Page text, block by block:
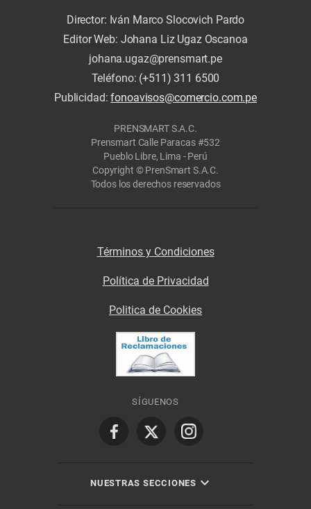
Director: Iván Marco Slocovich Pardo
Editor Web: Johana Liz Ugaz Oscanoa
johana.ugaz@prensmart.pe
Teléfono: (+511) 311 6500
Publicidad:fonoavisos@comercio.com.pe
PRENSMART S.A.C.
Prensmart Calle Paracas #532
Pueblo Libre, Lima - Perú
Copyright © PrenSmart S.A.C.
Todos los derechos reservados
Términos y Condiciones
Política de Privacidad
Politica de Cookies
SÍGUENOS
NUESTRAS SECCIONES